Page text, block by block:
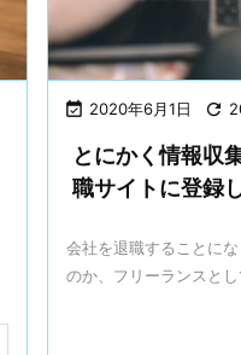
 2020年6月1日 
とにかく情報収
職サイトに登録
会社を退職することに
のか、フリーランスと